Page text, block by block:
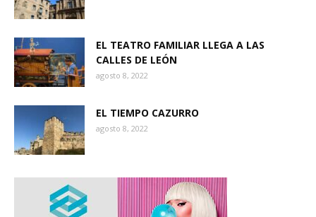
EL TEATRO FAMILIAR LLEGA A LAS
CALLES DE LEÓN
agosto 8, 2022
EL TIEMPO CAZURRO
agosto 8, 2022